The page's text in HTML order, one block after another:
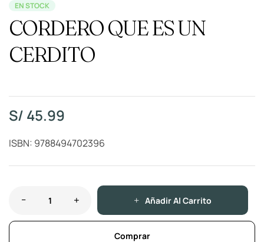
EN STOCK
CORDERO QUE ES UN
CERDITO
S/ 45.99
ISBN: 9788494702396
Añadir Al Carrito
Comprar